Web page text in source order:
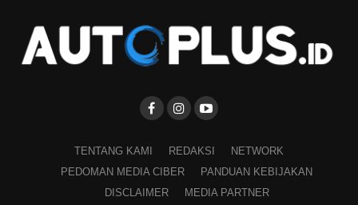
TENTANG KAMI REDAKSI
NETWORK
PEDOMAN MEDIA CIBER
PANDUAN KEBIJAKAN
DISCLAIMER
MEDIA PARTNER